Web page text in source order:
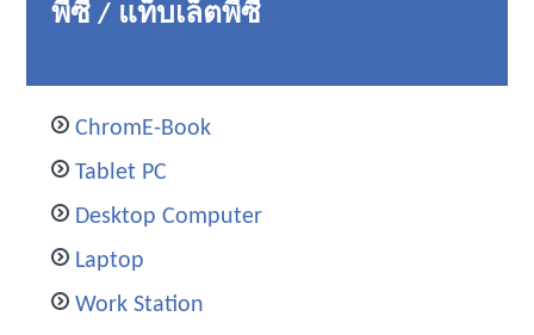
พีซี / แท็บเล็ตพีซี
ChromE-Book
Tablet PC
Desktop Computer
Laptop
Work Station